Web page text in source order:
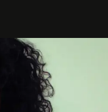
en de
nieuwe adressen
lunches tot